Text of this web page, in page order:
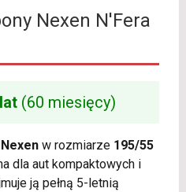
Nexen N'Fera
(60 miesięcy)
Nexenw rozmiarze 195/55
dla aut kompaktowych i
ją pełną 5-letnią